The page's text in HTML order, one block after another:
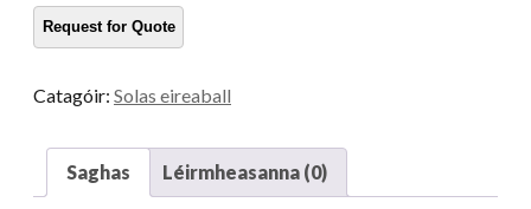
Comharthaí
Cas
Solas
Catagóir: Solas eireaball
Saghas Léirmheasanna (0)